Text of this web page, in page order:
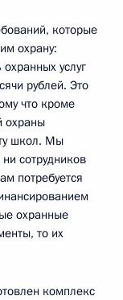
которые
охрану:
услуг
рублей. Это
что кроме
охраны
школ. Мы
сотрудников
потребуется
охранные
то их
комплекс